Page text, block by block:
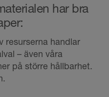
har bra
resurserna handlar
– även våra
på större hållbarhet.